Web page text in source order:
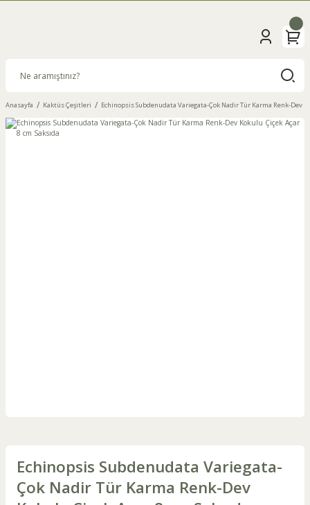
Anasayfa Kaktüs Çeşitleri Echinopsis Subdenudata Variegata-Çok Nadir Tür Karma Renk-Dev
Echinopsis Subdenudata Variegata-
Çok Nadir Tür Karma Renk-Dev